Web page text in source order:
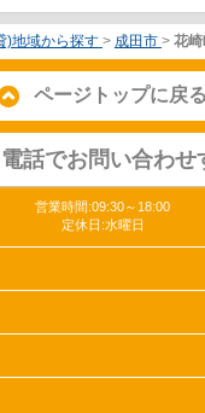
)地域から探す > 成田市 > 花
ページトップに戻る
電話でお問い合わせ
営業時間:09:30～18:00
定休日:水曜日